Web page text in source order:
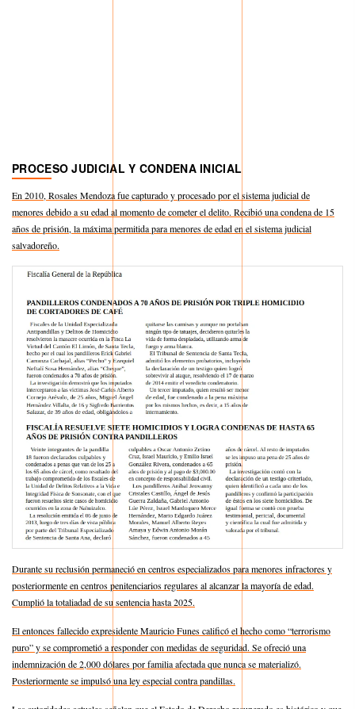
PROCESO JUDICIAL Y CONDENA INICIAL
En 2010, Rosales Mendoza fue capturado y procesado por el sistema judicial de
menores debido a su edad al momento de cometer el delito. Recibió una condena de 15
años de prisión, la máxima permitida para menores de edad en el sistema judicial
salvadoreño.
Durante su reclusión permaneció en centros especializados para menores infractores y
posteriormente en centros penitenciarios regulares al alcanzar la mayoría de edad.
Cumplió la totaliadad de su sentencia hasta 2025.
El entonces fallecido expresidente Mauricio Funes calificó el hecho como “terrorismo
puro” y se comprometió a responder con medidas de seguridad. Se ofreció una
indemnización de 2,000 dólares por familia afectada que nunca se materializó.
Posteriormente se impulsó una ley especial contra pandillas.